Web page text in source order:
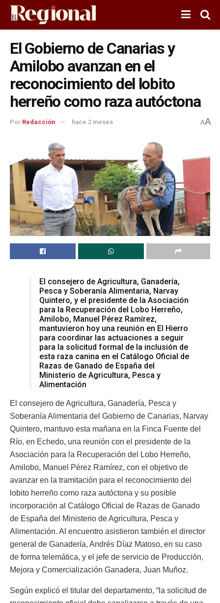
El Gobierno de Canarias y
Amilobo avanzan en el
reconocimiento del lobito
herreño como raza autóctona
Por Redacción hace 2 meses AA
El consejero de Agricultura, Ganadería,
Pesca y Soberanía Alimentaria, Narvay
Quintero, y el presidente de la Asociación
para la Recuperación del Lobo Herreño,
Amilobo, Manuel Pérez Ramírez,
mantuvieron hoy una reunión en El Hierro
para coordinar las actuaciones a seguir
para la solicitud formal de la inclusión de
esta raza canina en el Catálogo Oficial de
Razas de Ganado de España del
Ministerio de Agricultura, Pesca y
Alimentación
El consejero de Agricultura, Ganadería, Pesca y
Soberanía Alimentaria del Gobierno de Canarias, Narvay
Quintero, mantuvo esta mañana en la Finca Fuente del
Río, en Echedo, una reunión con el presidente de la
Asociación para la Recuperación del Lobo Herreño,
Amilobo, Manuel Pérez Ramírez, con el objetivo de
avanzar en la tramitación para el reconocimiento del
lobito herreño como raza autóctona y su posible
incorporación al Catálogo Oficial de Razas de Ganado
de España del Ministerio de Agricultura, Pesca y
Alimentación. Al encuentro asistieron también el director
general de Ganadería, Andrés Díaz Matoso, en su caso
de forma telemática, y el jefe de servicio de Producción,
Mejora y Comercialización Ganadera, Juan Muñoz.
Según explicó el titular del departamento, “la solicitud de